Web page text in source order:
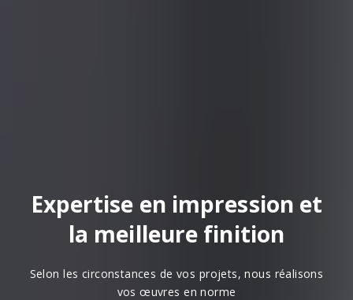
Expertise en impression et
la meilleure finition
Selon les circonstances de vos projets, nous réalisons
vos œuvres en norme